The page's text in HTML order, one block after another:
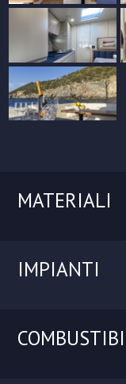
MATERIALI
IMPIANTI